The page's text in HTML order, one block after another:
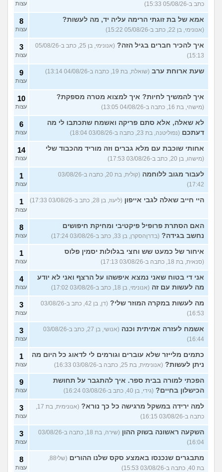
עוד שאלות חדשות במדור
כתב ב-05/08/26 15:33)
עצות
אמא של בת זוגתי הרימה עליה יד, מה לעשות?
(אנונימי, בן 22, כתב ב-05/08/26 15:22)
8
עצות
איך להכיר חברים בגיל הזה?
(אנונימי, בן 25, כתב ב-05/08/26
15:13)
3
עצות
שעת ארוחת ערב (שואלת, בת 19, כתבה ב-04/08/26 13:14) 9
עצות
איך להמשיך לחיות? איך למצוא מטרה מספקת?
(מישהי, בת 16, כתבה ב-04/08/26 13:05)
10
עצות
לא שאלה, אלא סתם פריקה ואשמח שתכתבו לי מה
דעתכם (נפוליטנה, בת 23, כתבה ב-03/08/26 18:04)
6
עצות
אחותי שוכבת עם מלא גברים וזה מוריד מהכבוד שלי
(מישהו, בן 20, כתב ב-03/08/26 17:53)
14
עצות
לעבור מגוב ללוחמה
(קולית, בת 20, כתבה ב-03/08/26
17:42)
1
עצות
היי חייב שאלה לגבי אייפון (ליעוז, בן 28, כתב ב-03/08/26 17:33) 1
עצות
האם הסתרת פרופיל פיקטיבי ומחיקת חיפושים
נחשב בגידה? (בדרןהסקרן, בן 33, כתב ב-03/08/26 17:24)
8
עצות
איחור של כמעט שש וחצי בגלולות יסמין פלוס
(סנאית, בת 18, כתבה ב-03/08/26 17:13)
1
עצות
אני די בטוח שאני נמצא איפשהו על הרצף ואני לא יודע
מה לעשות עם זה (אנונימי, בן 18, כתב ב-03/08/26 17:02)
4
עצות
מה לעשות במקרה המוזר שלי?
(דן, בן 42, כתב ב-03/08/26
16:53)
3
עצות
אשמח לעזרה אמיתית וכנה
(אנושי, בן 27, כתב ב-03/08/26
16:44)
3
עצות
כתמים מלייזר שלא עוברים וגורמים לי לדאוג כל היום מה
ניתן לעשות? (אנונימית, בת 25, כתבה ב-03/08/26 16:33)
1
עצות
הפכתי למורה בבית ספר. איך להתגבר על תחושת
הכישלון בחיים? (גידי, בן 40, כתב ב-03/08/26 16:24)
9
עצות
למה ירידה במשקל מרגישה כל כך נורא?
כתבה ב-03/08/26 16:15)
3
עצות
השקעה ראשונה בשוק ההון
(שירה, בת 18, כתבה ב-03/08/26
16:04)
3
עצות
מתבגרים שנכנסו באמצע סקס שלנו ההורים
בת 40, כתבה ב-03/08/26 15:53)
8
עצות